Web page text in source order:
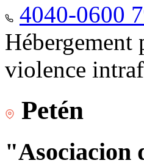
4040-0600
Hébergement
violence
Petén
"Asociacion